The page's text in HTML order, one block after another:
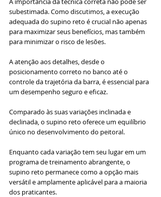
subestimada. Como discutimos, a execução
adequada do supino reto é crucial não apenas
para maximizar seus benefícios, mas também
para minimizar o risco de lesões.
A atenção aos detalhes, desde o
posicionamento correto no banco até o
controle da trajetória da barra, é essencial para
um desempenho seguro e eficaz.
Comparado às suas variações inclinada e
declinada, o supino reto oferece um equilíbrio
único no desenvolvimento do peitoral.
Enquanto cada variação tem seu lugar em um
programa de treinamento abrangente, o
supino reto permanece como a opção mais
versátil e amplamente aplicável para a maioria
dos praticantes.